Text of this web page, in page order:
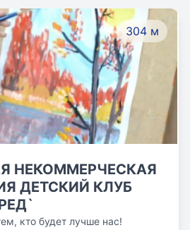
304 м
НЕКОММЕРЧЕСКАЯ
ДЕТСКИЙ КЛУБ
кто будет лучше нас!